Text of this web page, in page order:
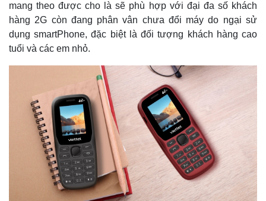
Infographic
mang theo được cho là sẽ phù hợp với đại đa số khách
hàng 2G còn đang phân vân chưa đổi máy do ngại sử
dụng smartPhone, đặc biệt là đối tượng khách hàng cao
tuổi và các em nhỏ.